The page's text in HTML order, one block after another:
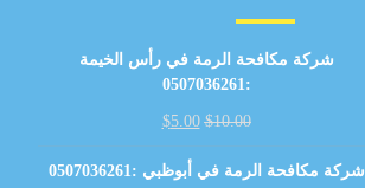
شركة مكافحة الرمة في رأس الخيمة
:0507036261
$10.00
$5.00
شركة مكافحة الرمة في أبوظبي :0507036261